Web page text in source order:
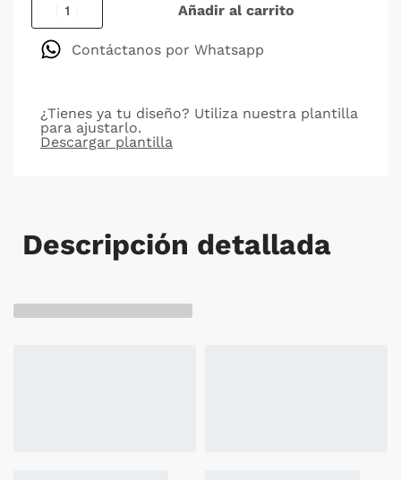
Añadir al carrito
Contáctanos por Whatsapp
¿Tienes ya tu diseño? Utiliza nuestra plantilla
para ajustarlo.
Descargar plantilla
Descripción detallada